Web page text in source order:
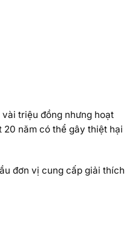
triệu đồng nhưng hoạt
20 năm có thể gây thiệt hại
đơn vị cung cấp giải thích